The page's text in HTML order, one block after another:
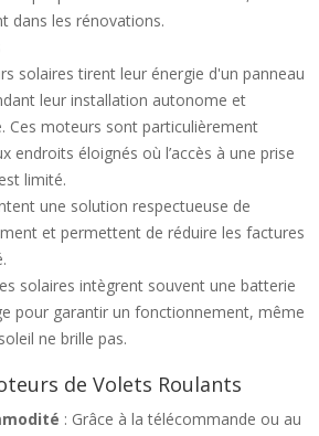
dans les rénovations.
solaires tirent leur énergie d'un panneau
leur installation autonome et
Ces moteurs sont particulièrement
endroits éloignés où l’accès à une prise
limité.
une solution respectueuse de
et permettent de réduire les factures
solaires intègrent souvent une batterie
pour garantir un fonctionnement, même
ne brille pas.
de Volets Roulants
: Grâce à la télécommande ou au